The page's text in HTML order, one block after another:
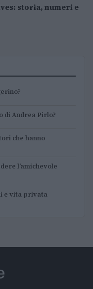
storia, numeri e
di Andrea Pirlo?
che hanno
l’amichevole
e vita privata